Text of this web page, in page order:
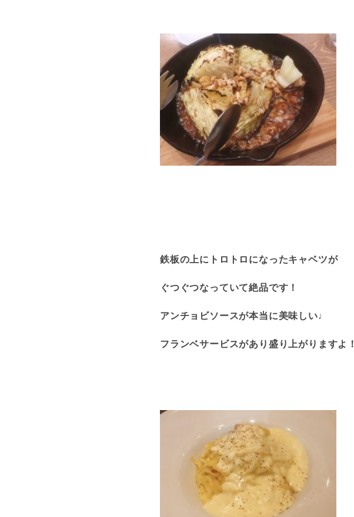
鉄板の上にトロトロになったキャベツが
ぐつぐつなっていて絶品です！
アンチョビソースが本当に美味しい♩
フランベサービスがあり盛り上がりますよ！